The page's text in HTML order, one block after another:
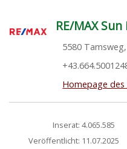
RE/MAX
5580
Homepage des
Inserat: 4.065.585
Veröffentlicht: 11.07.2025